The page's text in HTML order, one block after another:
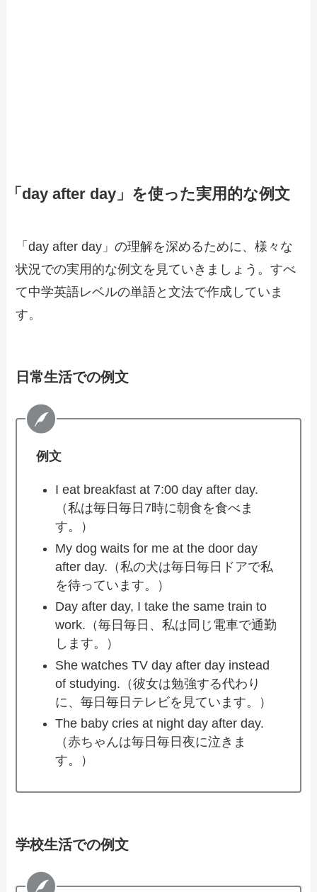
「day after day」を使った実用的な例文
「day after day」の理解を深めるために、様々な
状況での実用的な例文を見ていきましょう。すべ
て中学英語レベルの単語と文法で作成していま
す。
日常生活での例文
例文
I eat breakfast at 7:00 day after day.
（私は毎日毎日7時に朝食を食べま
す。）
My dog waits for me at the door day
after day.（私の犬は毎日毎日ドアで私
を待っています。）
Day after day, I take the same train to
work.（毎日毎日、私は同じ電車で通勤
します。）
She watches TV day after day instead
of studying.（彼女は勉強する代わり
に、毎日毎日テレビを見ています。）
The baby cries at night day after day.
（赤ちゃんは毎日毎日夜に泣きま
す。）
学校生活での例文